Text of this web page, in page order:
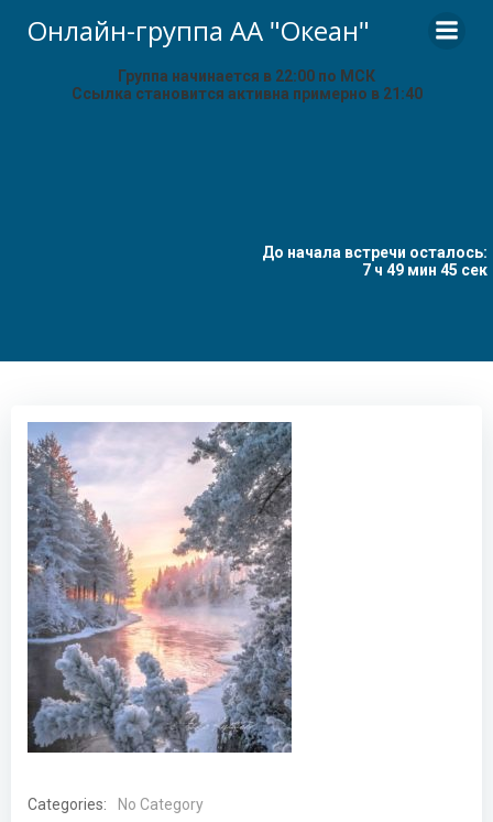
к
содержимому
Онлайн-группа АА "Океан"
Группа начинается в 22:00 по МСК
Ссылка становится активна примерно в 21:40
До начала встречи осталось:
7 ч 49 мин 45 сек
Categories: No Category